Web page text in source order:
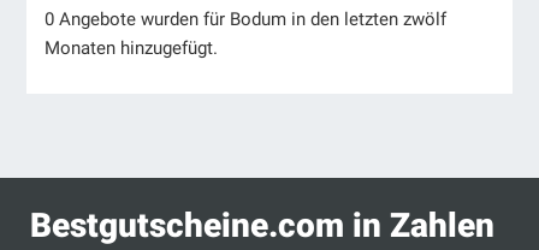
0 Angebote wurden für Bodum in den letzten zwölf
Monaten hinzugefügt.
Bestgutscheine.com in Zahlen